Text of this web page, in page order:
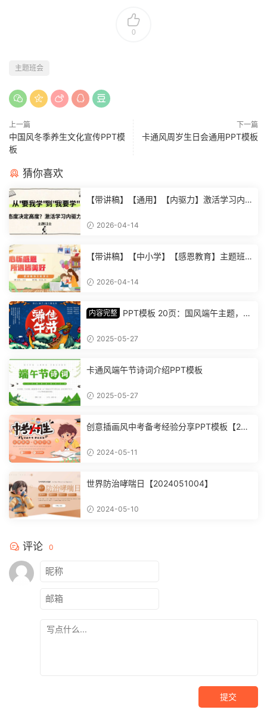
0
主题班会
上一篇
中国风冬季养生文化宣传PPT模
板
下一篇
卡通风周岁生日会通用PPT模板
猜你喜欢
【带讲稿】【通用】【内驱力】激活学习内
2026-04-14
【带讲稿】【中小学】【感恩教育】主题班
2026-04-14
内容完整
PPT模板 20页：国风端午主题，丰
278】2025-05-27
卡通风端午节诗词介绍PPT模板
2025-05-27
创意插画风中考备考经验分享PPT模板【202
2024-05-11
世界防治哮喘日【2024051004】
2024-05-10
评论 0
提交